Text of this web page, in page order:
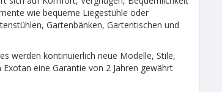
wie bequeme Liegestühle oder
Gartenbänken, Gartentischen und
werden kontinuierlich neue Modelle, Stile,
eine Garantie von 2 Jahren gewährt